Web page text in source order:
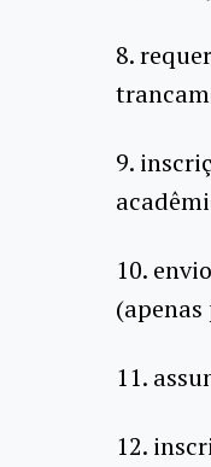
8.
9.
10.
11.
12.